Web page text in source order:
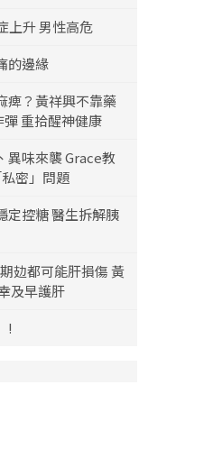
上升 男性高危
的邊緣
痺？黃祥興不靠藥
重拾醒神健康
異味來襲 Grace教
密」問題
定控糖 醫生拆解胰
攰都可能肝損傷 黃
及早護肝
!